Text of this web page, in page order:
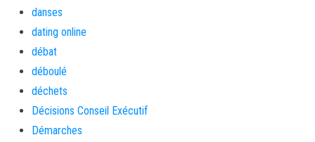
danses
dating online
débat
déboulé
déchets
Décisions Conseil Exécutif
Démarches